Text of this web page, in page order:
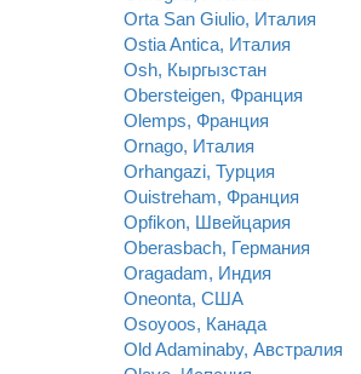
Orta San Giulio, Италия
Ostia Antica, Италия
Osh, Кыргызстан
Obersteigen, Франция
Olemps, Франция
Ornago, Италия
Orhangazi, Турция
Ouistreham, Франция
Opfikon, Швейцария
Oberasbach, Германия
Oragadam, Индия
Oneonta, США
Osoyoos, Канада
Old Adaminaby, Австралия